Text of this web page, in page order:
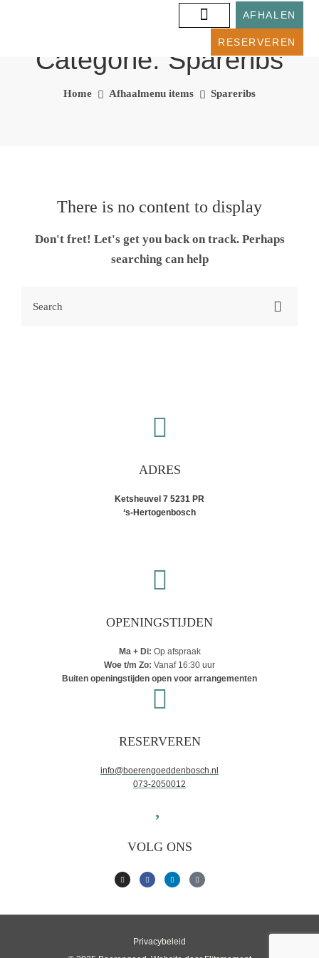
AFHALEN
RESERVEREN
Categorie: Spareribs
Home Afhaalmenu items Spareribs
There is no content to display
Don't fret! Let's get you back on track. Perhaps
searching can help
ADRES
Ketsheuvel 7 5231 PR
‘s-Hertogenbosch
OPENINGSTIJDEN
Ma + Di: Op afspraak
Woe t/m Zo: Vanaf 16:30 uur
Buiten openingstijden open voor arrangementen
RESERVEREN
info@boerengoeddenbosch.nl
073-2050012
VOLG ONS
Privacybeleid